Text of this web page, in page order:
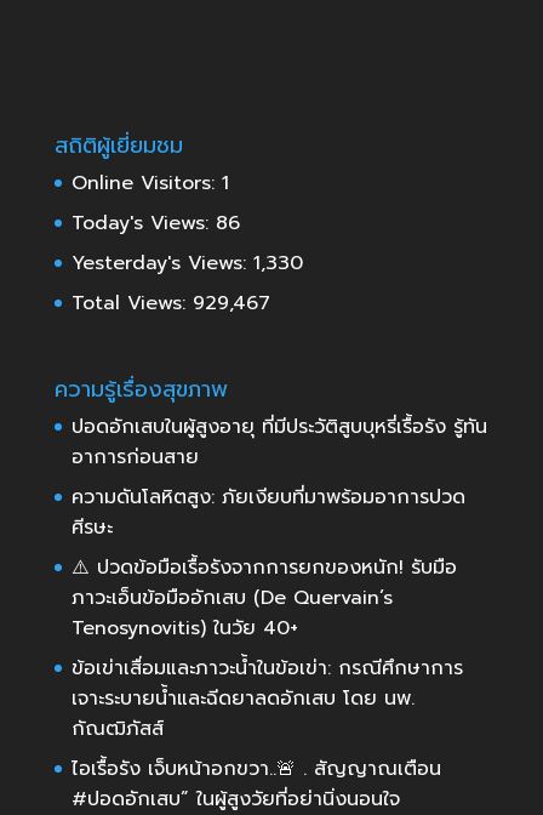
สถิติผู้เยี่ยมชม
Online Visitors: 1
Today's Views: 86
Yesterday's Views: 1,330
Total Views: 929,467
ความรู้เรื่องสุขภาพ
ปอดอักเสบในผู้สูงอายุ ที่มีประวัติสูบบุหรี่เรื้อรัง รู้ทัน
อาการก่อนสาย
ความดันโลหิตสูง: ภัยเงียบที่มาพร้อมอาการปวด
ศีรษะ
⚠️ ปวดข้อมือเรื้อรังจากการยกของหนัก! รับมือ
ภาวะเอ็นข้อมืออักเสบ (De Quervain’s
Tenosynovitis) ในวัย 40+
ข้อเข่าเสื่อมและภาวะน้ำในข้อเข่า: กรณีศึกษาการ
เจาะระบายน้ำและฉีดยาลดอักเสบ โดย นพ.
กัณฒิภัสส์
ไอเรื้อรัง เจ็บหน้าอกขวา..🚨 . สัญญาณเตือน
#ปอดอักเสบ” ในผู้สูงวัยที่อย่านิ่งนอนใจ